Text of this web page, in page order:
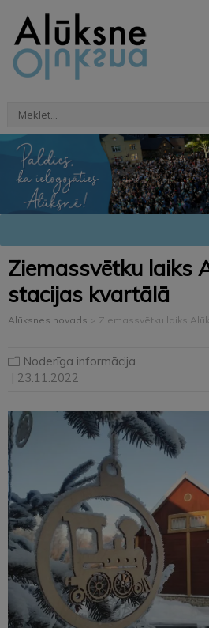
Ziemassvētku laiks
stacijas kvartālā
Alūksnes novads > Ziemassvētku laiks
Noderīga informācija
| 23.11.2022